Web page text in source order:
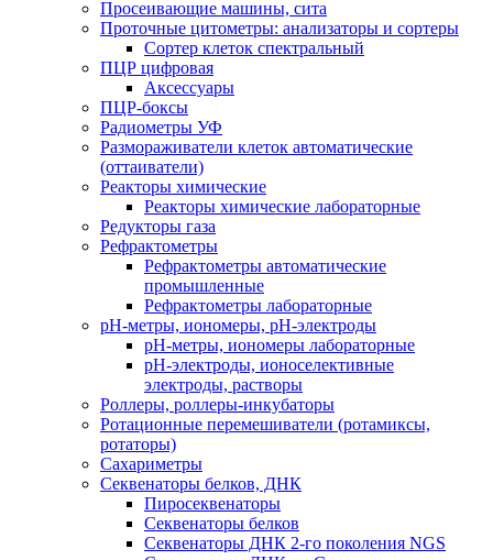
Просеивающие машины, сита
Проточные цитометры: анализаторы и сортеры
Сортер клеток спектральный
ПЦР цифровая
Аксессуары
ПЦР-боксы
Радиометры УФ
Размораживатели клеток автоматические
(оттаиватели)
Реакторы химические
Реакторы химические лабораторные
Редукторы газа
Рефрактометры
Рефрактометры автоматические
промышленные
Рефрактометры лабораторные
рН-метры, иономеры, рН-электроды
рН-метры, иономеры лабораторные
рН-электроды, ионоселективные
электроды, растворы
Роллеры, роллеры-инкубаторы
Ротационные перемешиватели (ротамиксы,
ротаторы)
Сахариметры
Секвенаторы белков, ДНК
Пиросеквенаторы
Секвенаторы белков
Секвенаторы ДНК 2-го поколения NGS